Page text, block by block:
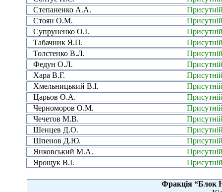
Степаненко А.А.
Стоян О.М.
Супруненко О.І.
Табачник Я.П.
Толстенко В.Л.
Федун О.Л.
Хара В.Г.
Хмельницький В.І.
Царьов О.А.
Черноморов О.М.
Чечетов М.В.
Шенцев Д.О.
Шпенов Д.Ю.
Янковський М.А.
Ярощук В.І.
Фракція “Блок